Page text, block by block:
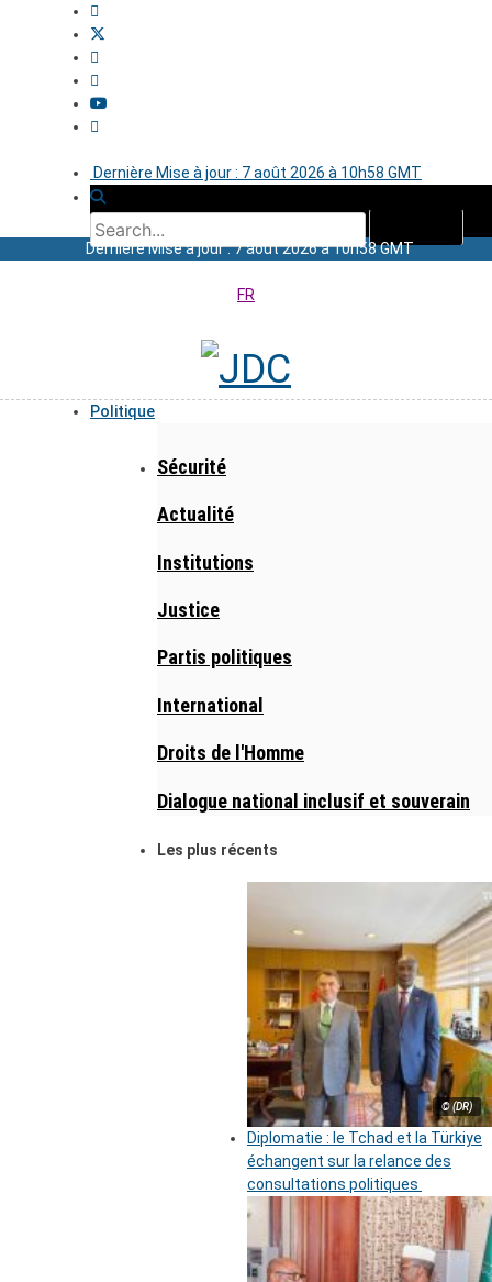
Dernière Mise à jour : 7 août 2026 à 10h58 GMT
Dernière Mise à jour : 7 août 2026 à 10h58 GMT
FR
Politique
Sécurité
Actualité
Institutions
Justice
Partis politiques
International
Droits de l'Homme
Dialogue national inclusif et souverain
Les plus récents
© (DR)
Diplomatie : le Tchad et la Türkiye
échangent sur la relance des
consultations politiques